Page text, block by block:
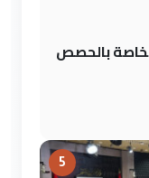
بالحصص
5